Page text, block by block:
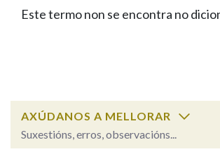
FIGURAS
PORTAL DAS
Facebook
TwitterYoutubeInstagram
Bluesky
BUSCAR NOS LEMAS
Remata por
Este termo non se encontra no
AXÚDANOS A MELLORAR
Suxestións, erros, observacións...